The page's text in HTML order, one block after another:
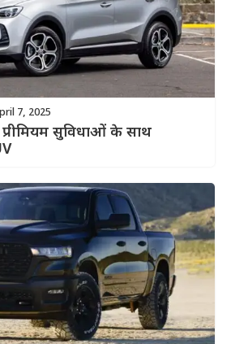
7, 2025
सुविधाओं के साथ